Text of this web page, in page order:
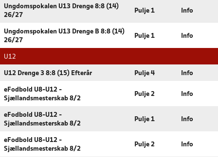
Ungdomspokalen U13 Drenge 8:8 (14)
26/27
Pulje 1 Info
Ungdomspokalen U13 Drenge B 8:8 (14)
26/27
Pulje 1 Info
U12
U12 Drenge 3 8:8 (15) Efterår Pulje 4 Info
eFodbold U8-U12 -
Sjællandsmesterskab 8/2
Pulje 2 Info
eFodbold U8-U12 -
Sjællandsmesterskab 8/2
Pulje 1 Info
eFodbold U8-U12 -
Sjællandsmesterskab 8/2
Pulje 2 Info